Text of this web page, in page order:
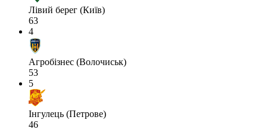
Лівий берег (Київ)
63
4
Агробізнес (Волочиськ)
53
5
Інгулець (Петрове)
46